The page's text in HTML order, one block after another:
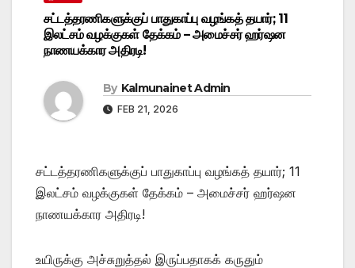
சட்டத்தரணிகளுக்குப் பாதுகாப்பு வழங்கத் தயார்; 11
இலட்சம் வழக்குகள் தேக்கம் – அமைச்சர் ஹர்ஷன
நாணயக்கார அதிரடி!
By Kalmunainet Admin
FEB 21, 2026
சட்டத்தரணிகளுக்குப் பாதுகாப்பு வழங்கத் தயார்; 11
இலட்சம் வழக்குகள் தேக்கம் – அமைச்சர் ஹர்ஷன
நாணயக்கார அதிரடி!
உயிருக்கு அச்சுறுத்தல் இருப்பதாகக் கருதும்